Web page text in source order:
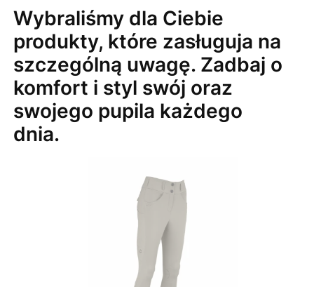
Wybraliśmy dla Ciebie
produkty, które zasługuja na
szczególną uwagę. Zadbaj o
komfort i styl swój oraz
swojego pupila każdego
dnia.